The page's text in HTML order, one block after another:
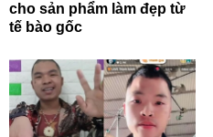
cho sản phẩm làm đẹp từ
tế bào gốc